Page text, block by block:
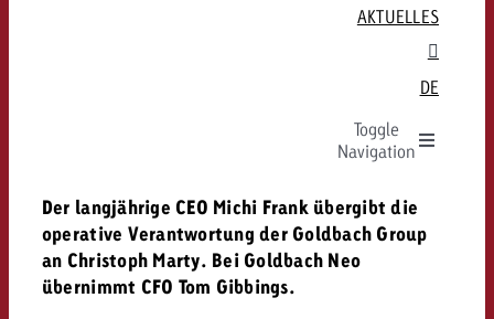
St. Gallen / Ostschweiz
FAQ rund um Werbung
KAMPAGNENZIEL
WERBEFORMEN
TV Übersicht
Lineares TV
Replay Ads
Plakatgestaltung

WERBEFORMEN
Out of Home Übersicht
Audio Übersicht
Radio
Dein Online-Team
FAQ
WERBEFORMEN
Karriere
Media Relations
GOLDBACH-UNITS
AKTUELLES
DE
Toggle
Navigation
DE
Der langjährige CEO Michi Frank übergibt die
operative Verantwortung der Goldbach Group
an Christoph Marty. Bei Goldbach Neo
übernimmt CFO Tom Gibbings.